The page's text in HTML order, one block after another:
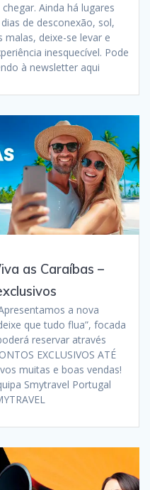
Ainda há lugares
de desconexão, sol,
malas, deixe-se levar e
inesquecível. Pode
à newsletter aqui
as Caraíbas –
a nova
que tudo flua”, focada
reservar através
EXCLUSIVOS ATÉ
muitas e boas vendas!
Smytravel Portugal